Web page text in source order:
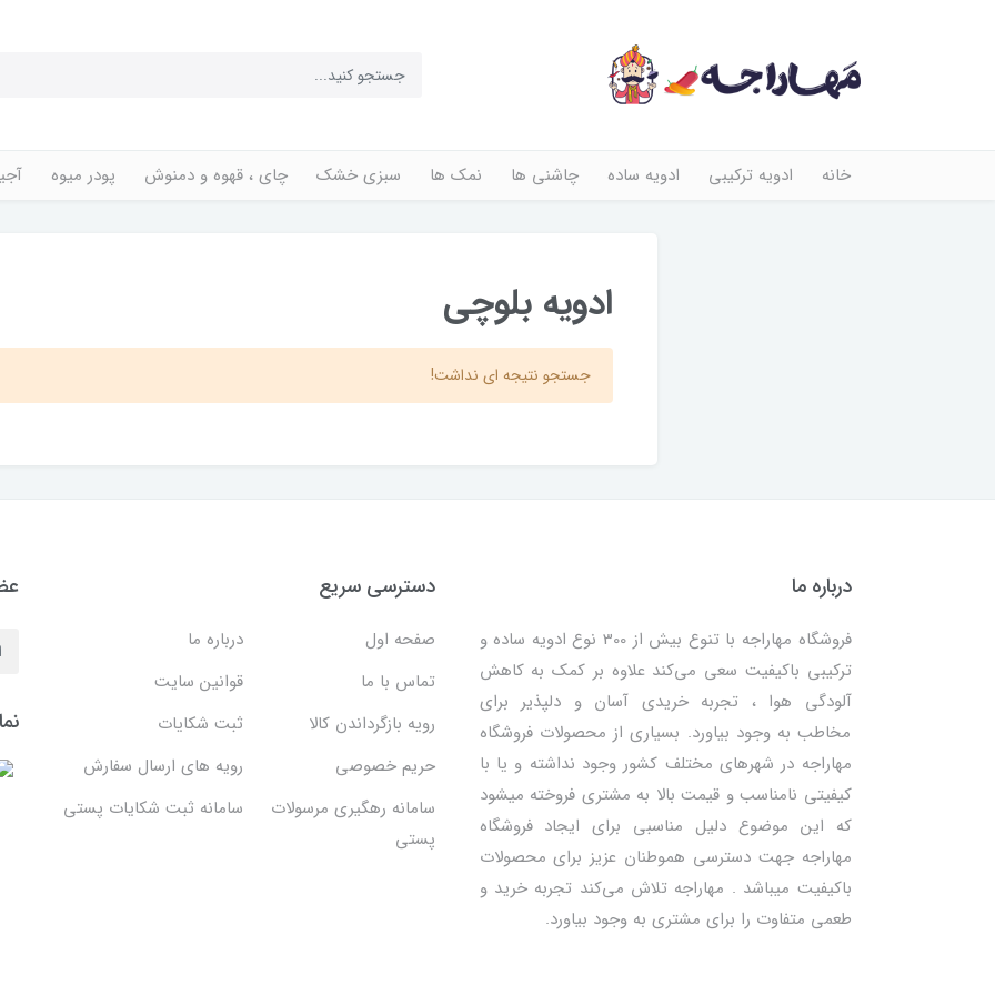
خانه ادویه ترکیبی ادویه ساده چاشنی ها نمک ها سبزی خشک چای ، قهوه و دمنوش پودر میوه
ادویه بلوچی
جستجو نتیجه ای نداشت!
درباره ما
فروشگاه مهاراجه با تنوع بیش از 300 نوع ادویه ساده و
ترکیبی باکیفیت سعی می‌کند علاوه بر کمک به کاهش
آلودگی هوا ، تجربه خریدی آسان و دلپذیر برای
مخاطب به وجود بیاورد. بسیاری از محصولات فروشگاه
مهاراجه در شهرهای مختلف کشور وجود نداشته و یا با
کیفیتی نامناسب و قیمت بالا به مشتری فروخته میشود
که این موضوع دلیل مناسبی برای ایجاد فروشگاه
مهاراجه جهت دسترسی هموطنان عزیز برای محصولات
باکیفیت میباشد . مهاراجه تلاش می‌کند تجربه خرید و
طعمی متفاوت را برای مشتری به وجود بیاورد.
دسترسی سریع
صفحه اول
درباره ما
تماس با ما
قوانین سایت
رویه بازگرداندن کالا
ثبت شکایات
حریم خصوصی
رویه های ارسال سفارش
سامانه رهگیری مرسولات
پستی
سامانه ثبت شکایات پستی